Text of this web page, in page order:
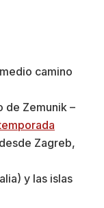
camino
de Zemunik –
Zagreb,
y las islas